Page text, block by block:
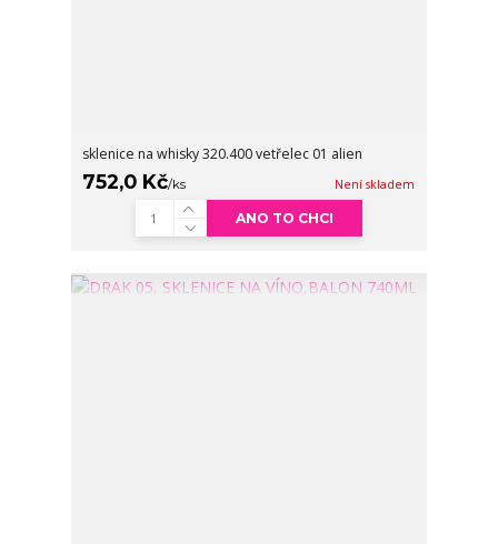
sklenice na whisky 320.400 vetřelec 01 alien
752,0 Kč/ks Není skladem
ANO TO CHCI